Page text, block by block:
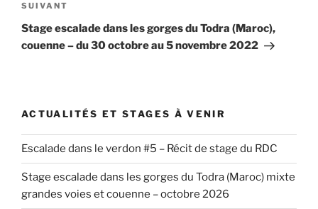
Article
suivant
SUIVANT
Stage escalade dans les gorges du Todra (Maroc),
couenne – du 30 octobre au 5 novembre 2022
ACTUALITÉS ET STAGES À VENIR
Escalade dans le verdon #5 – Récit de stage du RDC
Stage escalade dans les gorges du Todra (Maroc) mixte
grandes voies et couenne – octobre 2026